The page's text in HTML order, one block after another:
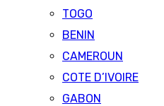
TOGO
BENIN
CAMEROUN
COTE D’IVOIRE
GABON